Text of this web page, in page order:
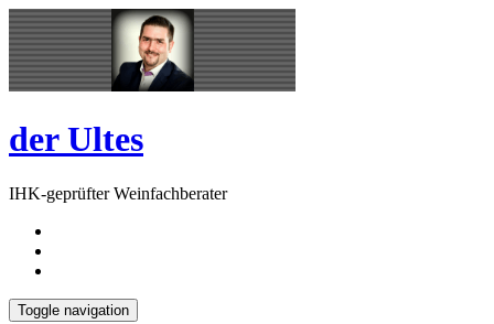
Skip
to
content
Open
Sidebar
der Ultes
IHK-geprüfter Weinfachberater
Toggle navigation